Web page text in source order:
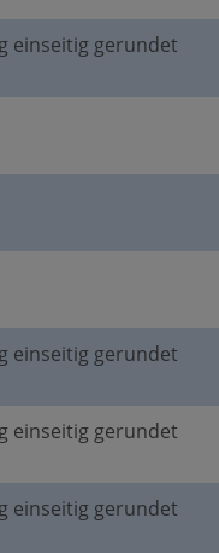
einseitig gerundet
einseitig gerundet
einseitig gerundet
einseitig gerundet